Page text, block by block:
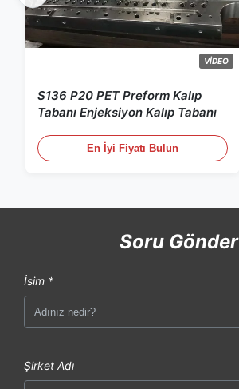
VIDEO
S136 P20 PET Preform Kalıp
Tabanı Enjeksiyon Kalıp Tabanı
En İyi Fiyatı Bulun
Soru Gönder
İsim *
Şirket Adı